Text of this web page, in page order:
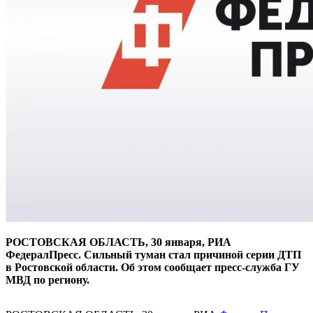
РОСТОВСКАЯ ОБЛАСТЬ, 30 января, РИА
ФедералПресс. Сильный туман стал причиной серии ДТП
в Ростовской области. Об этом сообщает пресс-служба ГУ
МВД по региону.